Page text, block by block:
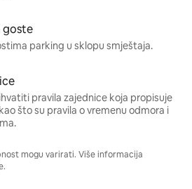
goste
parking u sklopu smještaja.
pravila zajednice koja propisuje
što su pravila o vremenu odmora i
mogu varirati. Više informacija